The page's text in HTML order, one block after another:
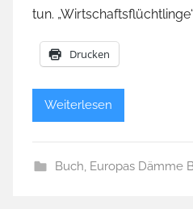
tun.
Drucken
Weiterlesen
Buch Europas Dämme